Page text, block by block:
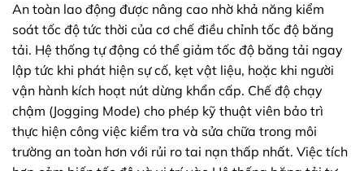
An toàn lao động được nâng cao nhờ khả năng kiểm
soát tốc độ tức thời của cơ chế điều chỉnh tốc độ băng
tải. Hệ thống tự động có thể giảm tốc độ băng tải ngay
lập tức khi phát hiện sự cố, kẹt vật liệu, hoặc khi người
vận hành kích hoạt nút dừng khẩn cấp. Chế độ chạy
chậm (Jogging Mode) cho phép kỹ thuật viên bảo trì
thực hiện công việc kiểm tra và sửa chữa trong môi
trường an toàn hơn với rủi ro tai nạn thấp nhất. Việc tích